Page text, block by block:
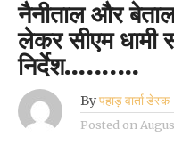
नैनीताल और
लेकर सीएम
निर्देश..……..
Byपहाड़ वार्ता डेस्क
Posted on